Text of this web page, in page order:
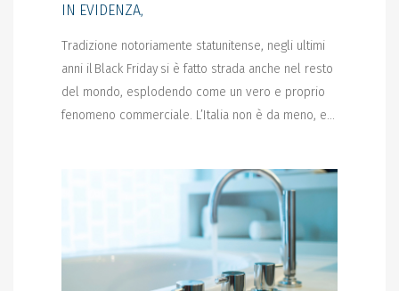
IN EVIDENZA,
Tradizione notoriamente statunitense, negli ultimi
anni il Black Friday si è fatto strada anche nel resto
del mondo, esplodendo come un vero e proprio
fenomeno commerciale. L’Italia non è da meno, e...